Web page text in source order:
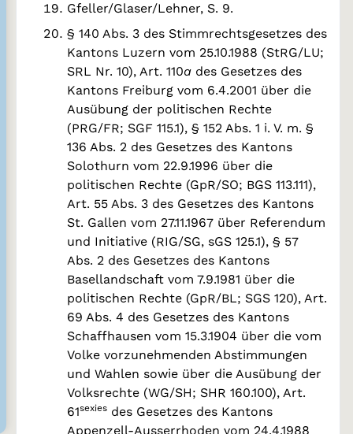
Gfeller/Glaser/Lehner, S. 9.
§ 140 Abs. 3 des Stimmrechtsgesetzes des
Kantons Luzern vom 25.10.1988 (StRG/LU;
SRL Nr. 10), Art. 110a des Gesetzes des
Kantons Freiburg vom 6.4.2001 über die
Ausübung der politischen Rechte
(PRG/FR; SGF 115.1), § 152 Abs. 1 i. V. m. §
136 Abs. 2 des Gesetzes des Kantons
Solothurn vom 22.9.1996 über die
politischen Rechte (GpR/SO; BGS 113.111),
Art. 55 Abs. 3 des Gesetzes des Kantons
St. Gallen vom 27.11.1967 über Referendum
und Initiative (RIG/SG, sGS 125.1), § 57
Abs. 2 des Gesetzes des Kantons
Basellandschaft vom 7.9.1981 über die
politischen Rechte (GpR/BL; SGS 120), Art.
69 Abs. 4 des Gesetzes des Kantons
Schaffhausen vom 15.3.1904 über die vom
Volke vorzunehmenden Abstimmungen
und Wahlen sowie über die Ausübung der
Volksrechte (WG/SH; SHR 160.100), Art.
61sexies des Gesetzes des Kantons
Appenzell-Ausserrhoden vom 24.4.1988